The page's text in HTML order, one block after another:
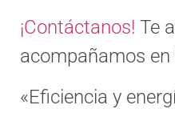
¡Contáctanos! Te
acompañamos
«Eficiencia y